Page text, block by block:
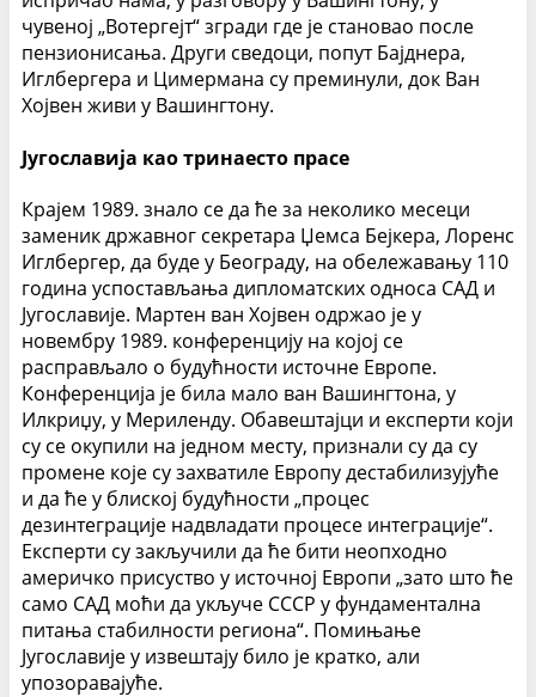
чувеној „Вотергејт“ згради где је становао после
пензионисања. Други сведоци, попут Бајднера,
Иглбергера и Цимермана су преминули, док Ван
Хојвен живи у Вашингтону.
Југославија као тринаесто прасе
Крајем 1989. знало се да ће за неколико месеци
заменик државног секре­тара Џемса Бејкера, Лоренс
Иглбергер, да буде у Београду, на обележавању 110
година успостављања дипломатских односа САД и
Југославије. Мартен ван Хојвен одржао је у
новембру 1989. конференцију на којој се
расправљало о будућности источне Европе.
Конференција је била мало ван Вашингтона, у
Илкриџу, у Мериленду. Обавештајци и експерти који
су се окупили на једном месту, признали су да су
промене које су захватиле Европу дестабилизујуће
и да ће у блиској будућности „процес
дезинтеграције надвладати процесе ин­теграције“.
Експерти су закључили да ће бити неопходно
америчко присуство у источној Европи „зато што ће
само САД моћи да укључе СССР у фунда­ментална
питања стабилности региона“. Помињање
Југославије у извештају било је кратко, али
упозоравајуће.